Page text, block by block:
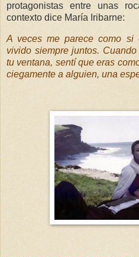
protagonistas entre unas
contexto dice María Iribarne:
A veces me parece como si
vivido siempre juntos.
tu ventana, sentí que eras
ciegamente a alguien, una